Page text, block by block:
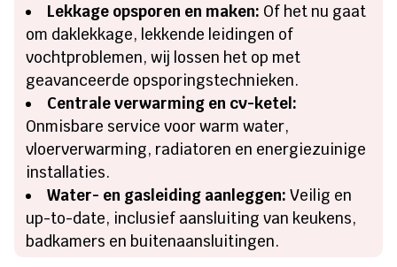
Lekkage opsporen en maken: Of het nu gaat
om daklekkage, lekkende leidingen of
vochtproblemen, wij lossen het op met
geavanceerde opsporingstechnieken.
Centrale verwarming en cv-ketel:
Onmisbare service voor warm water,
vloerverwarming, radiatoren en energiezuinige
installaties.
Water- en gasleiding aanleggen: Veilig en
up-to-date, inclusief aansluiting van keukens,
badkamers en buitenaansluitingen.